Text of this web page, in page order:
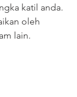
katil anda.
oleh
lain.